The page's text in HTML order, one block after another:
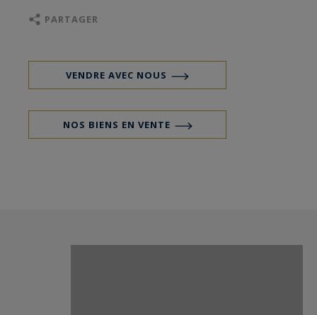
mobiliers d'époque ont été soigneusement
complète ce bien.
PARTAGER
VENDRE AVEC NOUS
NOS BIENS EN VENTE